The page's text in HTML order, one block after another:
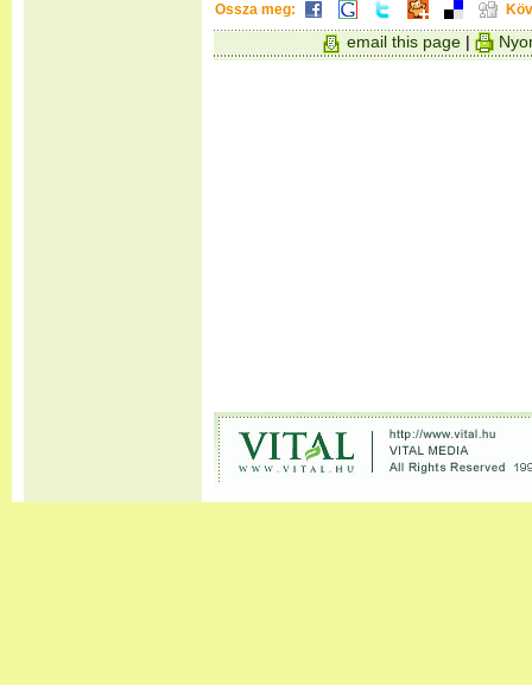
Ossza meg:
email this page|